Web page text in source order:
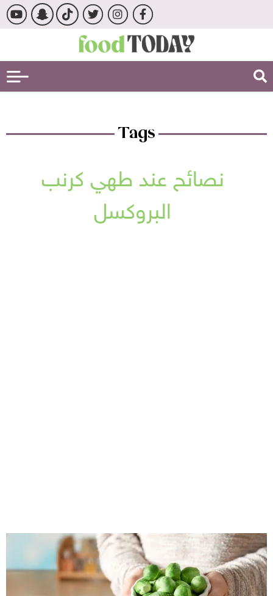
Tags
نصائح عند طهي كرنب
البروكسل